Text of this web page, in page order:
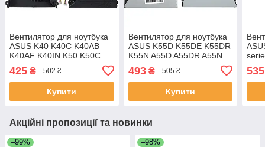
Вентилятор для ноутбука
ASUS K40 K40C K40AB
K40AF K40IN K50 K50C
(13GNWN10P100-1)
(KDB0705HB) (Кулер)
425 ₴ 502 ₴
Купити
Вентилятор для ноутбука
ASUS K55D K55DE K55DR
K55N A55D A55DR A55N
(MF75090V1-C180-G99)
(Кулер)
493₴ 505 ₴
Купити
535
Акційні пропозиції та новинки
–99% –98%